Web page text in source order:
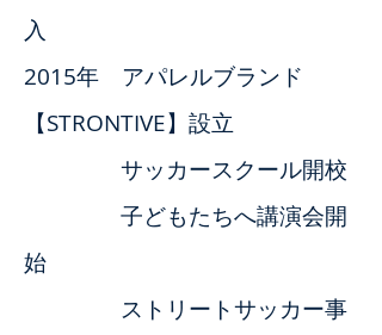
入
2015年 アパレルブランド
【STRONTIVE】設立
サッカースクール開校
子どもたちへ講演会開
始
ストリートサッカー事